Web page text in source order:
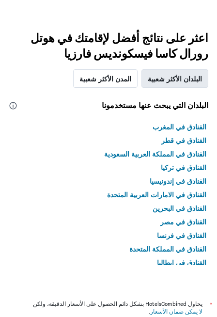
اعثر على نتائج أفضل لإقامتك في هوتل
رورال كاسا فيسكونديس فارزيا
البلدان الأكثر شعبية المدن الأكثر شعبية
البلدان التي يبحث عنها مستخدمونا
الفنادق في المغرب
الفنادق في قطر
الفنادق في المملكة العربية السعودية
الفنادق في تركيا
الفنادق في إندونيسيا
الفنادق في الامارات العربية المتحدة
الفنادق في البحرين
الفنادق في مصر
الفنادق في فرنسا
الفنادق في المملكة المتحدة
الفنادق في إيطاليا
*
يحاول HotelsCombined بشكل دائم الحصول على الأسعار الدقيقة، ولكن
لا يمكن ضمان الأسعار .